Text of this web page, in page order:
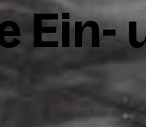
Ein-